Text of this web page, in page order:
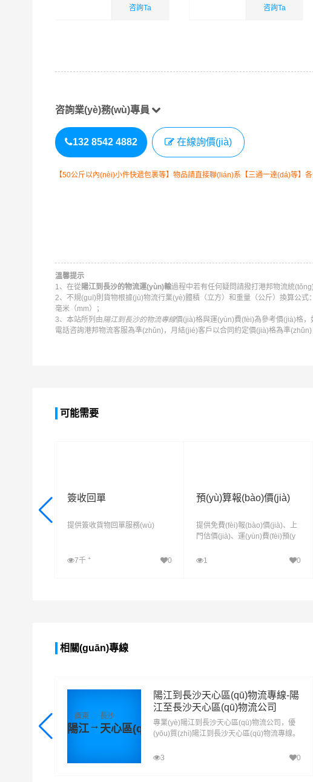
咨詢Ta 咨詢Ta
咨詢業(yè)務(wù)專員
132 8542 4882 在線詢價(jià)
【50公斤以內(nèi)小件快遞包裹等】物品請直接聯(lián)系【三通一達(dá)等】各
溫馨提示
1、在從陽江到長沙的物流運(yùn)輸過程中若有任何疑問請撥打港邦物流統
2、不規(guī)則貨物根據(jù)物流行業(yè)體積（立方）和重量（公斤）換算公
毫米（mm）；
3、本站所列由陽江到長沙的物流專線價(jià)格與運(yùn)費(fèi)為參考價(jià)格
電話咨詢港邦物流客服為準(zhǔn)，月結(jié)客戶以合同約定價(jià)格為準(zhǔn)
可能需要
簽收回單
提供簽收貨物回單服務(wù)
7千 + 0
預(yù)算報(bào)價(jià)
提供免費(fèi)報(bào)價(jià)、上
門估價(jià)、運(yùn)費(fèi)預(y
1
0
相關(guān)專線
廣東
陽江→
長沙
天心區(qū)
陽江到長沙天心區(qū)物流專線-陽
江至長沙天心區(qū)物流公司
專業(yè)陽江到長沙天心區(qū)物流公司，優
(yōu)質(zhì)陽江到長沙天心區(qū)物流專線。
綜合陽江到長沙天心區(qū)物流專線-陽江至長
3 0